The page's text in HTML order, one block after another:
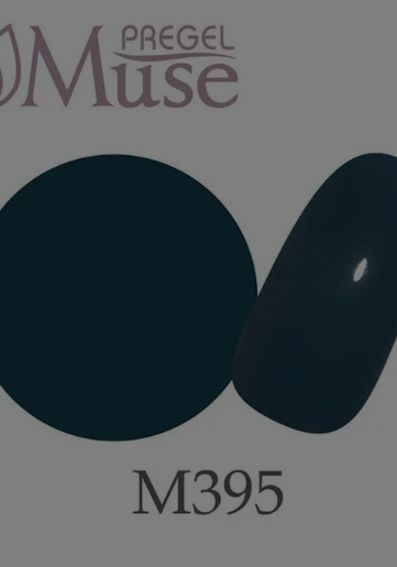
ィジェル
イジェル
ジェル メタリックジェル
シュ・マニキュア
ト・シザー・スパチュラ
ト
・フレーク